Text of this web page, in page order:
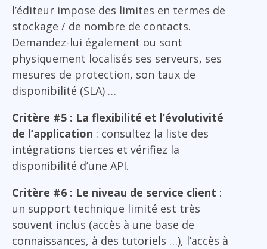
l’éditeur impose des limites en termes de
stockage / de nombre de contacts.
Demandez-lui également ou sont
physiquement localisés ses serveurs, ses
mesures de protection, son taux de
disponibilité (SLA) …
Critère #5 : La flexibilité et l’évolutivité
de l’application : consultez la liste des
intégrations tierces et vérifiez la
disponibilité d’une API.
Critère #6 : Le niveau de service client :
un support technique limité est très
souvent inclus (accès à une base de
connaissances, à des tutoriels …), l’accès à